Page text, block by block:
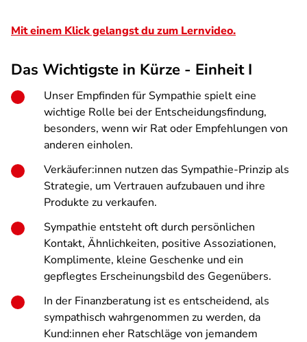
Mit einem Klick gelangst du zum Lernvideo.
Das Wichtigste in Kürze - Einheit I
Unser Empfinden für Sympathie spielt eine
wichtige Rolle bei der Entscheidungsfindung,
besonders, wenn wir Rat oder Empfehlungen von
anderen einholen.
Verkäufer:innen nutzen das Sympathie-Prinzip als
Strategie, um Vertrauen aufzubauen und ihre
Produkte zu verkaufen.
Sympathie entsteht oft durch persönlichen
Kontakt, Ähnlichkeiten, positive Assoziationen,
Komplimente, kleine Geschenke und ein
gepflegtes Erscheinungsbild des Gegenübers.
In der Finanzberatung ist es entscheidend, als
sympathisch wahrgenommen zu werden, da
Kund:innen eher Ratschläge von jemandem